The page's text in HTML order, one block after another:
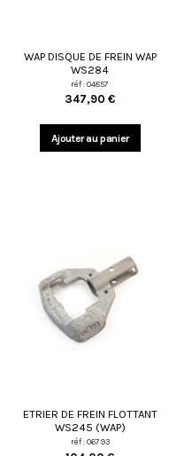
WAP DISQUE DE FREIN WAP
WS284
réf : 04857
347,90 €
Ajouter au panier
ETRIER DE FREIN FLOTTANT
WS245 (WAP)
réf : 06793